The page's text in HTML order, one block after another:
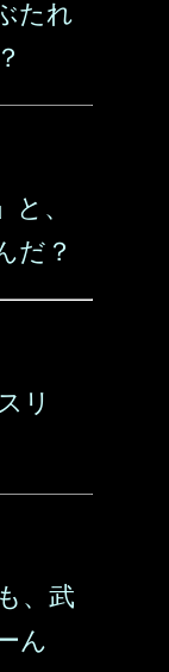
たれ
と、
だ？
リ
、武
ん